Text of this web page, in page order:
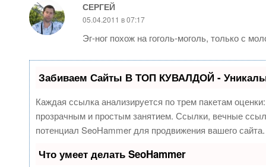
СЕРГЕЙ
05.04.2011 в 07:17
Эг-ног похож на гоголь-моголь, только с
Забиваем Сайты В ТОП КУВАЛДОЙ -
Каждая ссылка анализируется по трем пакетам
прозрачным и простым занятием. Ссылки, вечные
потенциал SeoHammer для продвижения вашего сайта.
Что умеет делать SeoHammer